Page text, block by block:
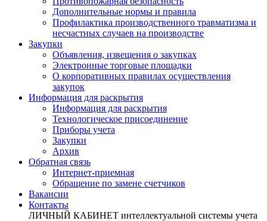
Дополнительные нормы и правила
Профилактика производственного травматизма и
несчастных случаев на производстве
Закупки
Объявления, извещения о закупках
Электронные торговые площадки
О корпоративных правилах осуществления
закупок
Информация для раскрытия
Информация для раскрытия
Технологическое присоединение
Приборы учета
Закупки
Архив
Обратная связь
Интернет-приемная
Обращение по замене счетчиков
Вакансии
Контакты
ЛИЧНЫЙ КАБИНЕТ интеллектуальной системы учета